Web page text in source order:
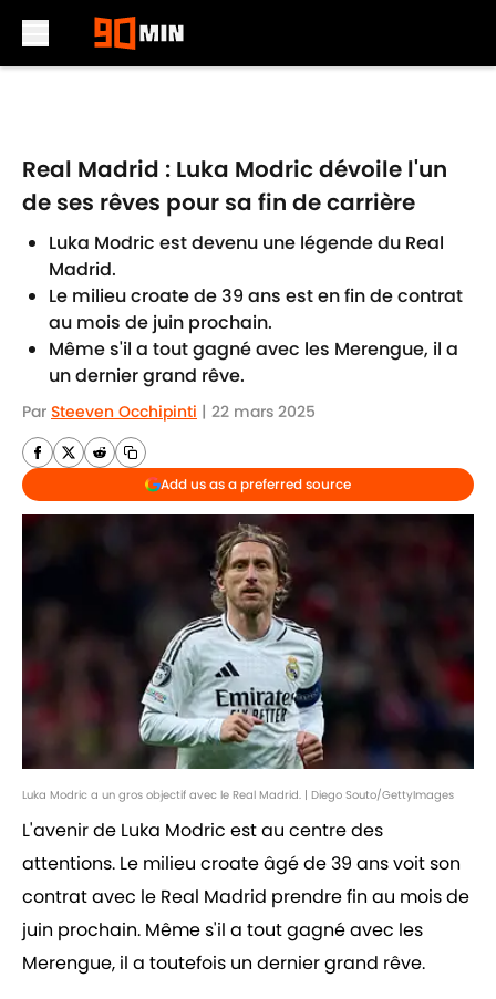
Real Madrid : Luka Modric dévoile l'un
de ses rêves pour sa fin de carrière
Luka Modric est devenu une légende du Real
Madrid.
Le milieu croate de 39 ans est en fin de contrat
au mois de juin prochain.
Même s'il a tout gagné avec les Merengue, il a
un dernier grand rêve.
Par Steeven Occhipinti | 22 mars 2025
Add us as a preferred source
Luka Modric a un gros objectif avec le Real Madrid. | Diego Souto/GettyImages
L'avenir de Luka Modric est au centre des
attentions. Le milieu croate âgé de 39 ans voit son
contrat avec le Real Madrid prendre fin au mois de
juin prochain. Même s'il a tout gagné avec les
Merengue, il a toutefois un dernier grand rêve.